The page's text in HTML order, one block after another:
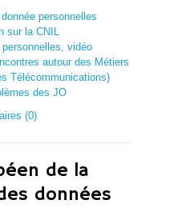
personnelles
sur la CNIL
vidéo
autour des Métiers
Télécommunications)
des JO
(0)
de la
données